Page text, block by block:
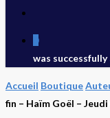
was
Accueil Boutique
fin – Haïm Goël –